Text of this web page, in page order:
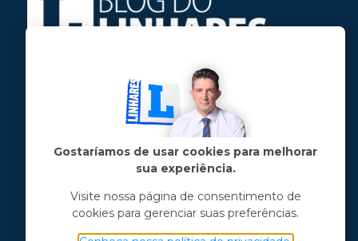
Jose Linhares Jr é maranhense.
Formado em Jornalismo, estudou filosofia
e tem pós-graduações em ciência política
e marketing político.
Menu principal
Notícias
Opinião
Gostaríamos de usar cookies para melhorar
sua experiência.
Visite nossa página de consentimento de
cookies para gerenciar suas preferências.